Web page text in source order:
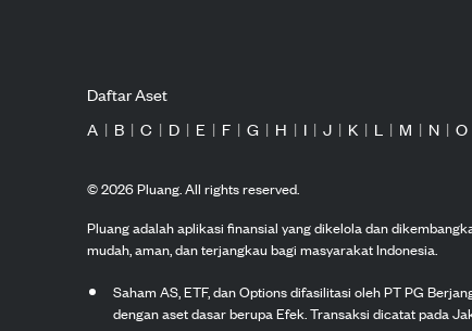
Daftar Aset
A | B | C | D | E | F | G | H | I | J | K | L | M | N | O
©2026Pluang. All rights reserved.
Pluang adalah aplikasi finansial yang dikelola dan
mudah, aman, dan terjangkau bagi masyarakat Indonesia.
Saham AS, ETF, dan Options difasilitasi oleh PT PG
dengan aset dasar berupa Efek. Transaksi dicatat pada